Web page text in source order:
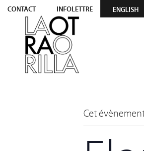
CONTACT INFOLETTRE ENGLISH
Cet